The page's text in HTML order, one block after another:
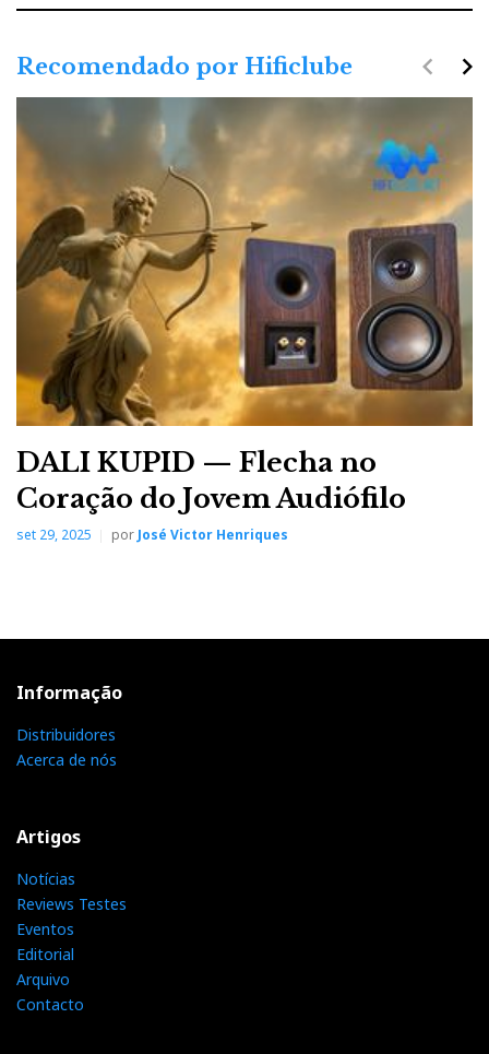
Recomendado por Hificlube
DALI KUPID — Flecha no
Coração do Jovem Audiófilo
set 29, 2025 porJosé Victor Henriques
navigate_next
navigate_before
Informação
Distribuidores
Acerca de nós
Artigos
Notícias
Reviews Testes
Eventos
Editorial
Arquivo
Contacto